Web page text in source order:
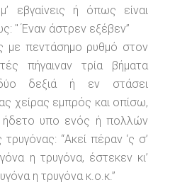
εβγαίνεις ή όπως είναι
" Έναν άστρεν εξέβεν”
με πεντάσημο ρυθμό στον
πήγαιναν τρία βήματα
δεξιά ή εν στάσει
χείρας εμπρός και οπίσω,
ήδετο υπο ενός ή πολλών
“Ακεί πέραν ‘ς σ’
η τρυγόνα, έστεκεν κι’
η τρυγόνα κ.ο.κ.”